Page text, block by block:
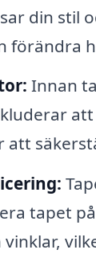
din stil
förändra
Innan
att
tapet